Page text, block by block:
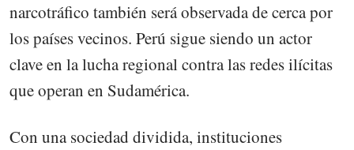
narcotráfico también será observada de cerca por
los países vecinos. Perú sigue siendo un actor
clave en la lucha regional contra las redes ilícitas
que operan en Sudamérica.
Con una sociedad dividida, instituciones